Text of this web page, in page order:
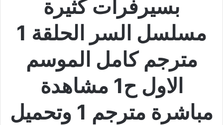
بسيرفرات كثيرة
مسلسل السر الحلقة 1
مترجم كامل الموسم
الاول ح1 مشاهدة
مباشرة مترجم 1 وتحميل